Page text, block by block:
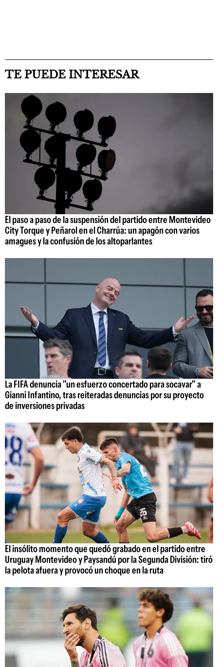
TE PUEDE INTERESAR
El paso a paso de la suspensión del partido entre Montevideo
City Torque y Peñarol en el Charrúa: un apagón con varios
amagues y la confusión de los altoparlantes
La FIFA denuncia "un esfuerzo concertado para socavar" a
Gianni Infantino, tras reiteradas denuncias por su proyecto
de inversiones privadas
El insólito momento que quedó grabado en el partido entre
Uruguay Montevideo y Paysandú por la Segunda División: tiró
la pelota afuera y provocó un choque en la ruta